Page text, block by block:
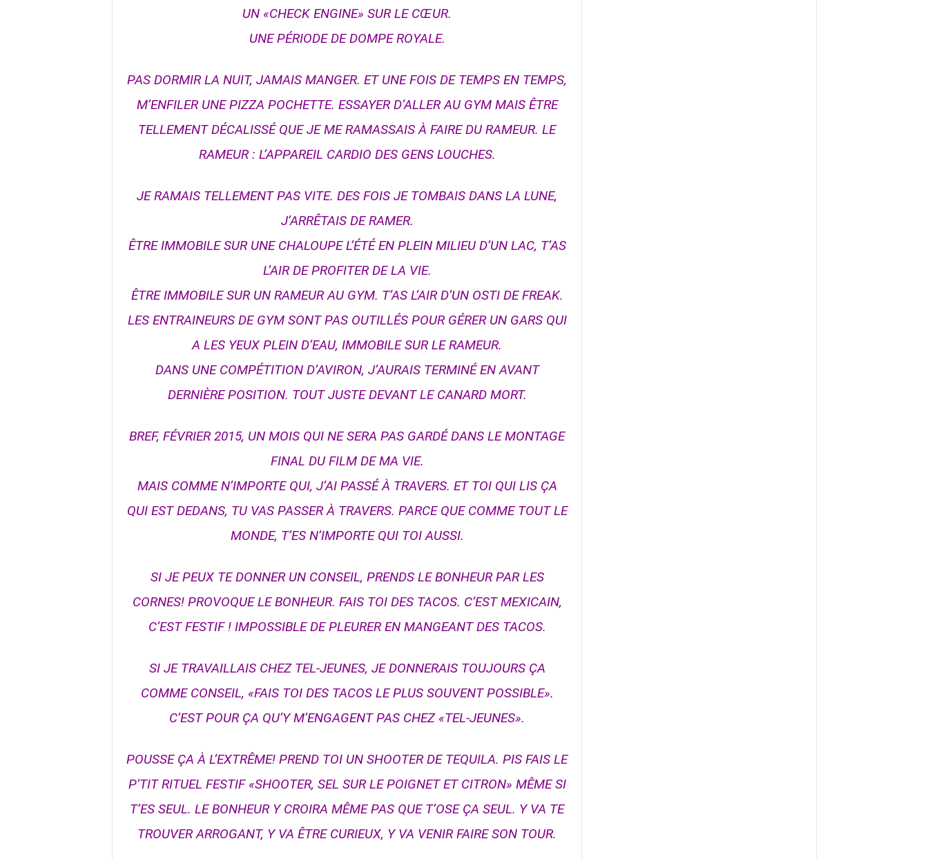
UN «CHECK ENGINE» SUR LE CŒUR.
UNE PÉRIODE DE DOMPE ROYALE.
PAS DORMIR LA NUIT, JAMAIS MANGER. ET UNE FOIS DE TEMPS EN TEMPS,
M’ENFILER UNE PIZZA POCHETTE. ESSAYER D’ALLER AU GYM MAIS ÊTRE
TELLEMENT DÉCALISSÉ QUE JE ME RAMASSAIS À FAIRE DU RAMEUR. LE
RAMEUR : L’APPAREIL CARDIO DES GENS LOUCHES.
JE RAMAIS TELLEMENT PAS VITE. DES FOIS JE TOMBAIS DANS LA LUNE,
J’ARRÊTAIS DE RAMER.
ÊTRE IMMOBILE SUR UNE CHALOUPE L’ÉTÉ EN PLEIN MILIEU D’UN LAC, T’AS
L’AIR DE PROFITER DE LA VIE.
ÊTRE IMMOBILE SUR UN RAMEUR AU GYM. T’AS L’AIR D’UN OSTI DE FREAK.
LES ENTRAINEURS DE GYM SONT PAS OUTILLÉS POUR GÉRER UN GARS QUI
A LES YEUX PLEIN D’EAU, IMMOBILE SUR LE RAMEUR.
DANS UNE COMPÉTITION D’AVIRON, J’AURAIS TERMINÉ EN AVANT
DERNIÈRE POSITION. TOUT JUSTE DEVANT LE CANARD MORT.
BREF, FÉVRIER 2015, UN MOIS QUI NE SERA PAS GARDÉ DANS LE MONTAGE
FINAL DU FILM DE MA VIE.
MAIS COMME N’IMPORTE QUI, J’AI PASSÉ À TRAVERS. ET TOI QUI LIS ÇA
QUI EST DEDANS, TU VAS PASSER À TRAVERS. PARCE QUE COMME TOUT LE
MONDE, T’ES N’IMPORTE QUI TOI AUSSI.
SI JE PEUX TE DONNER UN CONSEIL, PRENDS LE BONHEUR PAR LES
CORNES! PROVOQUE LE BONHEUR. FAIS TOI DES TACOS. C’EST MEXICAIN,
C’EST FESTIF ! IMPOSSIBLE DE PLEURER EN MANGEANT DES TACOS.
SI JE TRAVAILLAIS CHEZ TEL-JEUNES, JE DONNERAIS TOUJOURS ÇA
COMME CONSEIL, «FAIS TOI DES TACOS LE PLUS SOUVENT POSSIBLE».
C’EST POUR ÇA QU’Y M’ENGAGENT PAS CHEZ «TEL-JEUNES».
POUSSE ÇA À L’EXTRÊME! PREND TOI UN SHOOTER DE TEQUILA. PIS FAIS LE
P’TIT RITUEL FESTIF «SHOOTER, SEL SUR LE POIGNET ET CITRON» MÊME SI
T’ES SEUL. LE BONHEUR Y CROIRA MÊME PAS QUE T’OSE ÇA SEUL. Y VA TE
TROUVER ARROGANT, Y VA ÊTRE CURIEUX, Y VA VENIR FAIRE SON TOUR.